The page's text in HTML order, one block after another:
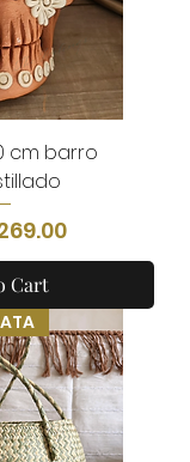
cm barro
Cart